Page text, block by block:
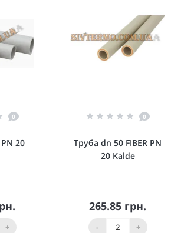
0
20
+
0
Труба dn 50 FIBER PN
20 Kalde
265.85 грн.
- +
Купити